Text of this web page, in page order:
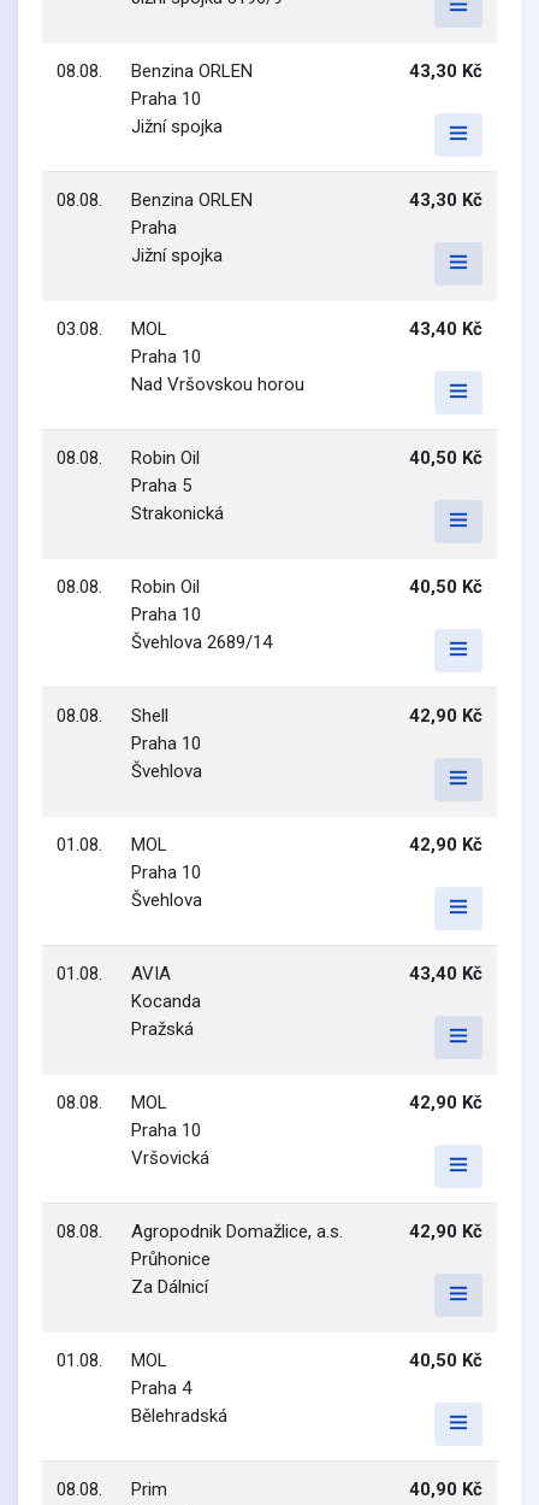
08.08.
Benzina ORLEN
Praha 10
Jižní spojka
43,30 Kč
08.08.
Benzina ORLEN
Praha
Jižní spojka
43,30 Kč
03.08.
MOL
Praha 10
Nad Vršovskou horou
43,40 Kč
08.08.
Robin Oil
Praha 5
Strakonická
40,50 Kč
08.08.
Robin Oil
Praha 10
Švehlova 2689/14
40,50 Kč
08.08.
Shell
Praha 10
Švehlova
42,90 Kč
01.08.
MOL
Praha 10
Švehlova
42,90 Kč
01.08.
AVIA
Kocanda
Pražská
43,40 Kč
08.08.
MOL
Praha 10
Vršovická
42,90 Kč
08.08.
Agropodnik Domažlice, a.s.
Průhonice
Za Dálnicí
42,90 Kč
01.08.
MOL
Praha 4
Bělehradská
40,50 Kč
08.08.
Prim
40,90 Kč